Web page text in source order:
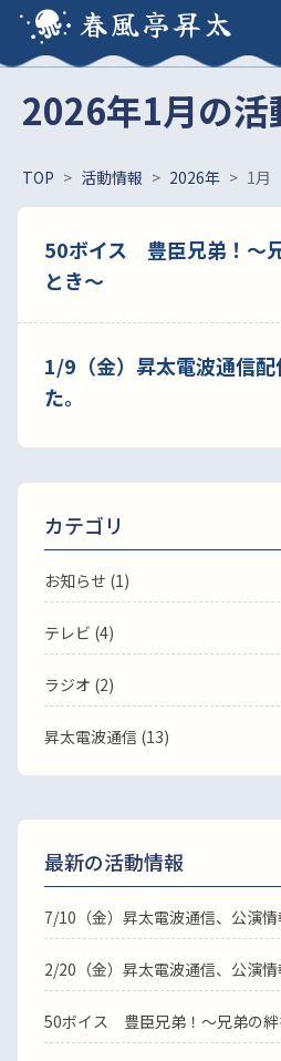
春風亭昇太
2026年1月の活
TOP > 活動情報 > 2026年 > 1月
50ボイス 豊臣兄弟！～
とき～
1/9（金）昇太電波通信
た。
カテゴリ
お知らせ (1)
テレビ (4)
ラジオ (2)
昇太電波通信 (13)
最新の活動情報
7/10（金）昇太電波通信、公演情
2/20（金）昇太電波通信、公演情
50ボイス 豊臣兄弟！～兄弟の